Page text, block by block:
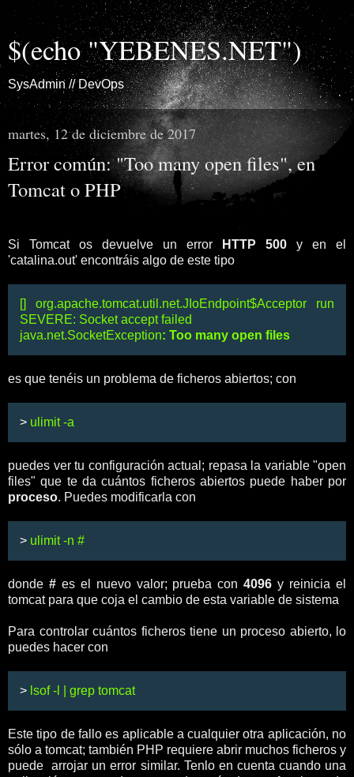
$(echo "YEBENES.NET")
SysAdmin // DevOps
martes, 12 de diciembre de 2017
Error común: "Too many open files", en
Tomcat o PHP
Si Tomcat os devuelve un error HTTP 500 y en el
'catalina.out' encontráis algo de este tipo
[] org.apache.tomcat.util.net.JIoEndpoint$Acceptor run
SEVERE: Socket accept failed
java.net.SocketException: Too many open files
es que tenéis un problema de ficheros abiertos; con
> ulimit -a
puedes ver tu configuración actual; repasa la variable "open
files" que te da cuántos ficheros abiertos puede haber por
proceso. Puedes modificarla con
> ulimit -n #
donde #es el nuevo valor; prueba con4096 y reinicia el
tomcat para que coja el cambio de esta variable de sistema
Para controlar cuántos ficheros tiene un proceso abierto, lo
puedes hacer con
> lsof -l | grep tomcat
Este tipo de fallo es aplicable a cualquier otra aplicación, no
sólo a tomcat; también PHP requiere abrir muchos ficheros y
puede arrojar un error similar. Tenlo en cuenta cuando una